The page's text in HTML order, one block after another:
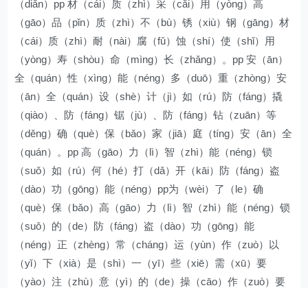
（diǎn）pp 材（cái）质（zhì）采（cǎi）用（yòng）高
（gāo）品（pǐn）质（zhì）不（bù）锈（xiù）钢（gāng）材
（cái）质（zhì）耐（nài）腐（fǔ）蚀（shí）使（shǐ）用
（yòng）寿（shòu）命（mìng）长（zhǎng）。pp 安（ān）
全（quán）性（xìng）能（néng）多（duō）重（zhòng）安
（ān）全（quán）设（shè）计（jì）如（rú）防（fáng）撬
（qiào）、防（fáng）锯（jù）、防（fáng）钻（zuān）等
（děng）确（què）保（bǎo）家（jiā）庭（tíng）安（ān）全
（quán）。pp 高（gāo）力（lì）智（zhì）能（néng）锁
（suǒ）如（rú）何（hé）打（dǎ）开（kāi）防（fáng）盗
（dào）功（gōng）能（néng）pp为（wèi）了（le）确
（què）保（bǎo）高（gāo）力（lì）智（zhì）能（néng）锁
（suǒ）的（de）防（fáng）盗（dào）功（gōng）能
（néng）正（zhèng）常（cháng）运（yùn）作（zuò）以
（yǐ）下（xià）是（shì）一（yī）些（xiē）需（xū）要
（yào）注（zhù）意（yì）的（de）操（cāo）作（zuò）要